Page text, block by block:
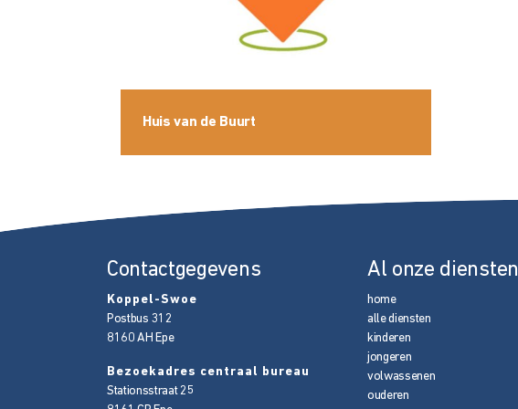
Huis van de Buurt
Contactgegevens
Koppel-Swoe
Postbus 312
8160 AH Epe
Bezoekadres centraal bureau
Stationsstraat 25
Al onze diensten
home
alle diensten
kinderen
jongeren
volwassenen
ouderen